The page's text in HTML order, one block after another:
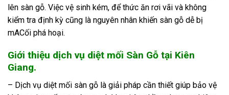
lên sàn gỗ. Việc vệ sinh kém, để thức ăn rơi vãi và không
kiểm tra định kỳ cũng là nguyên nhân khiến sàn gỗ dễ bị
mACối phá hoại.
Giới thiệu dịch vụ diệt mối Sàn Gỗ tại Kiên
Giang.
– Dịch vụ diệt mối sàn gỗ là giải pháp cần thiết giúp bảo vệ